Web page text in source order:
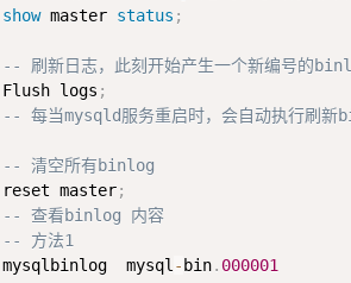
show master status ;
-- 刷新日志，此刻开始产生一个新编号的
Flush logs ;
-- 每当mysqld服务重启时，会自动执行刷
-- 清空所有binlog
reset master;
-- 查看binlog 内容
-- 方法1
mysqlbinlog  mysql -bin. 000001